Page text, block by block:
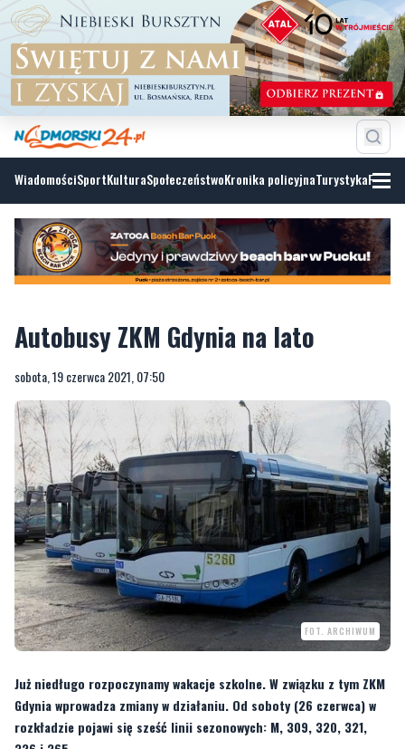
WiadomościSportKulturaSpołeczeństwoKronika policyjnaTurystyka
Autobusy ZKM Gdynia na lato
sobota, 19 czerwca 2021, 07:50
FOT. ARCHIWUM
Już niedługo rozpoczynamy wakacje szkolne. W związku z tym ZKM
Gdynia wprowadza zmiany w działaniu. Od soboty (26 czerwca) w
rozkładzie pojawi się sześć linii sezonowych: M, 309, 320, 321,